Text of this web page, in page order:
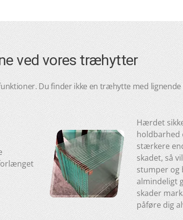
ved vores træhytter
Du finder ikke en træhytte med lignende
Hærdet
holdbarhed
stærkere
skadet, så
stumper og
almindeligt
skader
påføre dig